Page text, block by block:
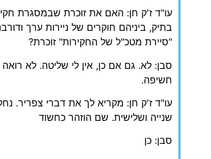
בתיק, ביניהם חוקרים של ניירות ערך
"סיירת מטכ"ל של החקירות" זוכרת?
סבן: לא. גם אם כן, אין לי שליטה. לא
חשיפה.
שנייה ושלישית. שם הוזהר כחשוד
סבן: כן